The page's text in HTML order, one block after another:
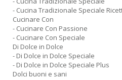
- Cucina Tradizionale Speciale
Cucinare Con
- Cucinare Con Passione
- Cucinare Con Speciale
Di Dolce in Dolce
- Di Dolce in Dolce Speciale
- Di Dolce in Dolce Speciale Plus
Dolci buoni e sani